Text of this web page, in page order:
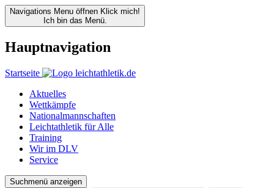
Navigations Menu öffnen Klick mich!
Ich bin das Menü.
Hauptnavigation
Startseite
Aktuelles
Wettkämpfe
Nationalmannschaften
Leichtathletik für Alle
Training
Wir im DLV
Service
Suchmenü anzeigen